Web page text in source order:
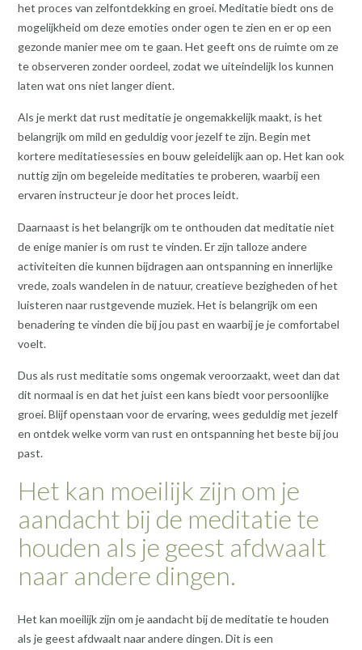
het proces van zelfontdekking en groei. Meditatie biedt ons de
mogelijkheid om deze emoties onder ogen te zien en er op een
gezonde manier mee om te gaan. Het geeft ons de ruimte om ze
te observeren zonder oordeel, zodat we uiteindelijk los kunnen
laten wat ons niet langer dient.
Als je merkt dat rust meditatie je ongemakkelijk maakt, is het
belangrijk om mild en geduldig voor jezelf te zijn. Begin met
kortere meditatiesessies en bouw geleidelijk aan op. Het kan ook
nuttig zijn om begeleide meditaties te proberen, waarbij een
ervaren instructeur je door het proces leidt.
Daarnaast is het belangrijk om te onthouden dat meditatie niet
de enige manier is om rust te vinden. Er zijn talloze andere
activiteiten die kunnen bijdragen aan ontspanning en innerlijke
vrede, zoals wandelen in de natuur, creatieve bezigheden of het
luisteren naar rustgevende muziek. Het is belangrijk om een
benadering te vinden die bij jou past en waarbij je je comfortabel
voelt.
Dus als rust meditatie soms ongemak veroorzaakt, weet dan dat
dit normaal is en dat het juist een kans biedt voor persoonlijke
groei. Blijf openstaan voor de ervaring, wees geduldig met jezelf
en ontdek welke vorm van rust en ontspanning het beste bij jou
past.
Het kan moeilijk zijn om je
aandacht bij de meditatie te
houden als je geest afdwaalt
naar andere dingen.
Het kan moeilijk zijn om je aandacht bij de meditatie te houden
als je geest afdwaalt naar andere dingen. Dit is een